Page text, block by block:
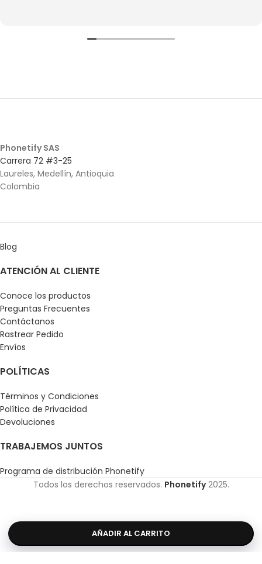
AÑADIR AL CARRITO
Phonetify SAS
Carrera 72 #3-25
Laureles, Medellín, Antioquia
Colombia
Blog
ATENCIÓN AL CLIENTE
Conoce los productos
Preguntas Frecuentes
Contáctanos
Rastrear Pedido
Envíos
POLÍTICAS
Términos y Condiciones
Política de Privacidad
Devoluciones
TRABAJEMOS JUNTOS
Programa de distribución Phonetify
Todos los derechos reservados. Phonetify2025.